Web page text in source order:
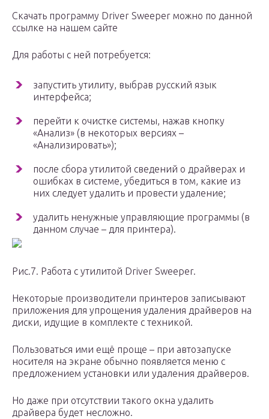
Скачать программу Driver Sweeper можно по данной
ссылке на нашем сайте
Для работы с ней потребуется:
запустить утилиту, выбрав русский язык
интерфейса;
перейти к очистке системы, нажав кнопку
«Анализ» (в некоторых версиях –
«Анализировать»);
после сбора утилитой сведений о драйверах и
ошибках в системе, убедиться в том, какие из
них следует удалить и провести удаление;
удалить ненужные управляющие программы (в
данном случае – для принтера).
Рис.7. Работа с утилитой Driver Sweeper.
Некоторые производители принтеров записывают
приложения для упрощения удаления драйверов на
диски, идущие в комплекте с техникой.
Пользоваться ими ещё проще – при автозапуске
носителя на экране обычно появляется меню с
предложением установки или удаления драйверов.
Но даже при отсутствии такого окна удалить
драйвера будет несложно.